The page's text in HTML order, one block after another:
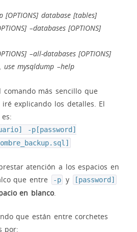
[OPTIONS] database [tables]
–databases [OPTIONS]
–all-databases [OPTIONS]
mysqldump –help
comando más sencillo que
explicando los detalles. El
-p[password]
atención a los espacios en
que entre
-p y [password]
en blanco.
que están entre corchetes
por: